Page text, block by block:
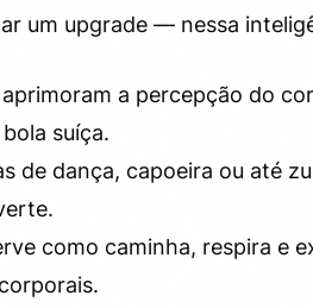
um upgrade — nessa
a percepção do
suíça.
de dança, capoeira ou até
como caminha, respira e